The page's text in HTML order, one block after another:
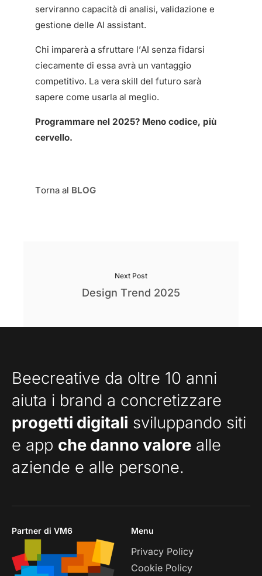
serviranno capacità di analisi, validazione e
gestione delle AI assistant.
Chi imparerà a sfruttare l’AI senza fidarsi
ciecamente di essa avrà un vantaggio
competitivo. La vera skill del futuro sarà
sapere come usarla al meglio.
Programmare nel 2025? Meno codice, più
cervello.
Torna al BLOG
Next Post
Design Trend 2025
Beecreative da oltre 10 anni
aiuta i brand a concretizzare
progetti digitali sviluppando siti
e app che danno valore alle
aziende e alle persone.
Partner di VM6 Menu
Privacy Policy
Cookie Policy